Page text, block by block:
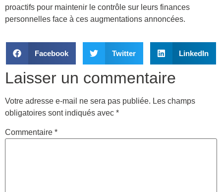
proactifs pour maintenir le contrôle sur leurs finances
personnelles face à ces augmentations annoncées.
Facebook Twitter LinkedIn
Laisser un commentaire
Votre adresse e-mail ne sera pas publiée. Les champs
obligatoires sont indiqués avec *
Commentaire *